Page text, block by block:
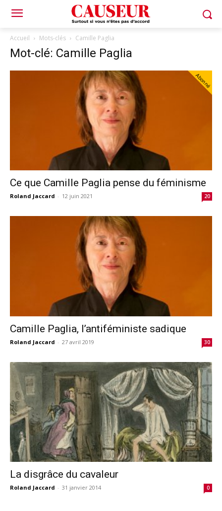
Accueil Mots-clés Camille Paglia
Mot-clé: Camille Paglia
Abonné
Ce que Camille Paglia pense du féminisme
Roland Jaccard - 12 juin 2021 20
Camille Paglia, l’antiféministe sadique
Roland Jaccard - 27 avril 2019 30
La disgrâce du cavaleur
Roland Jaccard - 31 janvier 2014 0